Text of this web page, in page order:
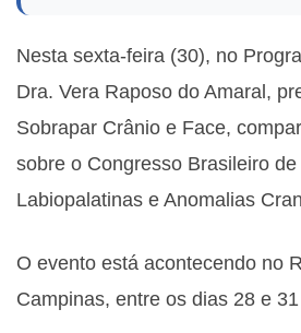
Nesta sexta-feira (30), no
Dra. Vera Raposo do Amaral,
Sobrapar Crânio e Face,
sobre o Congresso Brasileiro
Labiopalatinas e Anomalias
O evento está acontecendo no
Campinas, entre os dias 28 e